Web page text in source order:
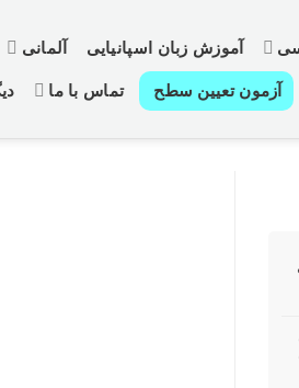
آموزش زبان اسپانیایی آلمانی
آزمون تعیین سطح تماس با ما